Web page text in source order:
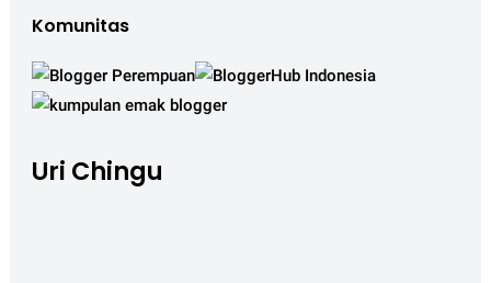
Komunitas
Uri Chingu